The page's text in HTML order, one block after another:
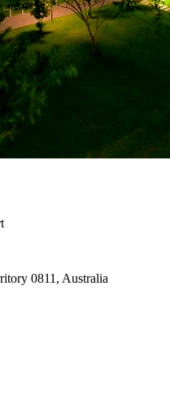
0811, Australia